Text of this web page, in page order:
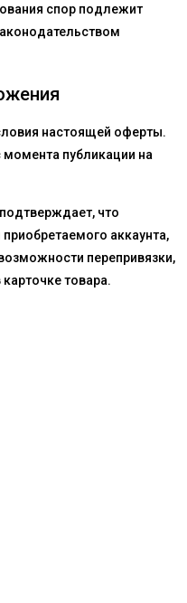
спор подлежит
настоящей оферты.
момента публикации на
что
аккаунта,
перепривязки,
товара.